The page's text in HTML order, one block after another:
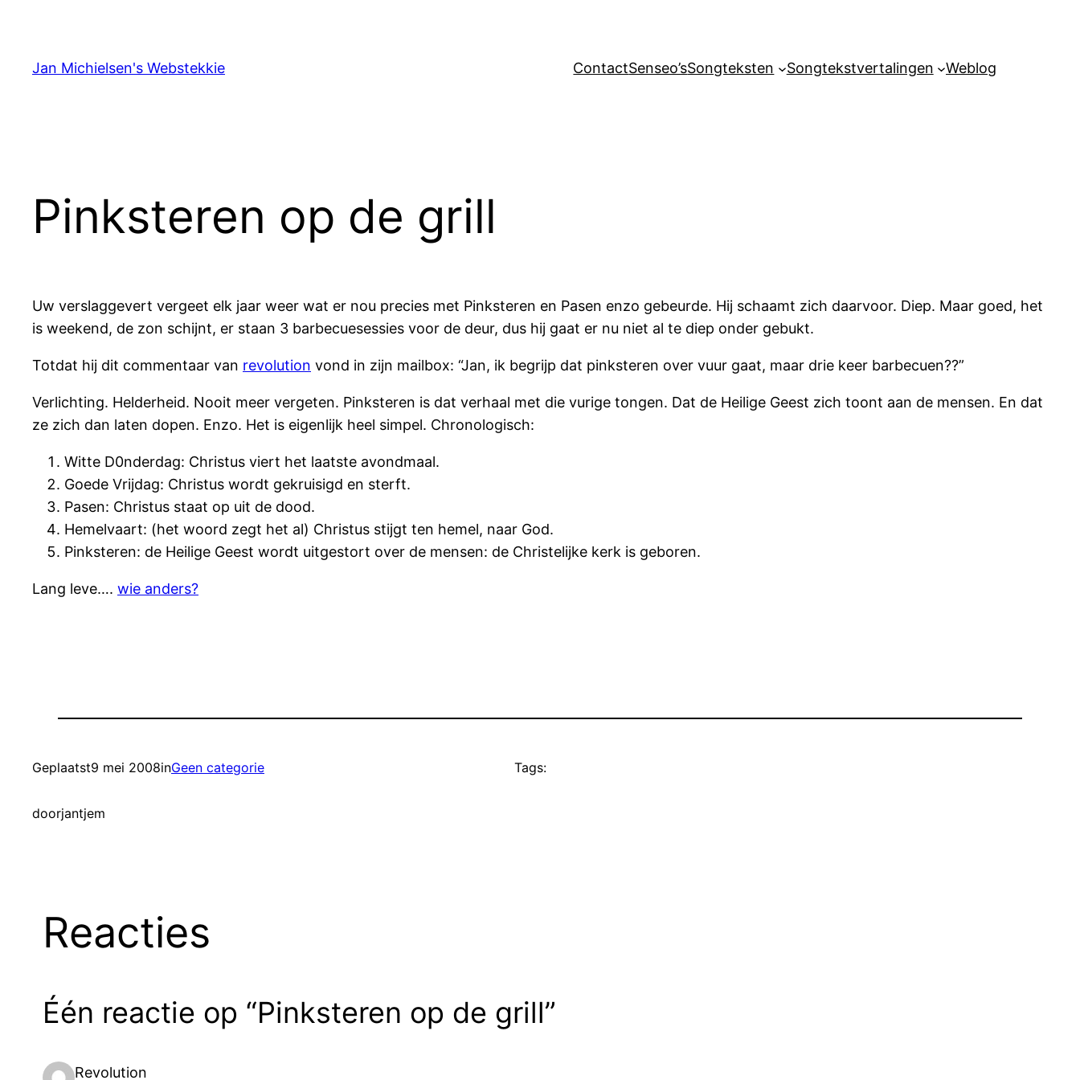
Jan Michielsen's Webstekkie ContactSenseo’sSongteksten Songtekstvertalingen Weblog
Pinksteren op de grill
Uw verslaggevert vergeet elk jaar weer wat er nou precies met Pinksteren en Pasen enzo gebeurde. Hij schaamt zich daarvoor. Diep. Maar goed, het
is weekend, de zon schijnt, er staan 3 barbecuesessies voor de deur, dus hij gaat er nu niet al te diep onder gebukt.
Totdat hij dit commentaar van revolution vond in zijn mailbox: “Jan, ik begrijp dat pinksteren over vuur gaat, maar drie keer barbecuen??”
Verlichting. Helderheid. Nooit meer vergeten. Pinksteren is dat verhaal met die vurige tongen. Dat de Heilige Geest zich toont aan de mensen. En dat
ze zich dan laten dopen. Enzo. Het is eigenlijk heel simpel. Chronologisch:
Witte D0nderdag: Christus viert het laatste avondmaal.
Goede Vrijdag: Christus wordt gekruisigd en sterft.
Pasen: Christus staat op uit de dood.
Hemelvaart: (het woord zegt het al) Christus stijgt ten hemel, naar God.
Pinksteren: de Heilige Geest wordt uitgestort over de mensen: de Christelijke kerk is geboren.
Lang leve…. wie anders?
Geplaatst9 mei 2008inGeen categorie
doorjantjem
Tags:
Reacties
Één reactie op “Pinksteren op de grill”
Revolution